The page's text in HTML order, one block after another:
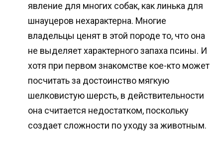
явление для многих собак, как линька для
шнауцеров нехарактерна. Многие
владельцы ценят в этой породе то, что она
не выделяет характерного запаха псины. И
хотя при первом знакомстве кое-кто может
посчитать за достоинство мягкую
шелковистую шерсть, в действительности
она считается недостатком, поскольку
создает сложности по уходу за животным.